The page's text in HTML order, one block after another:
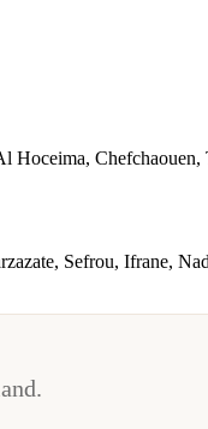
Sefrou, Ifrane,